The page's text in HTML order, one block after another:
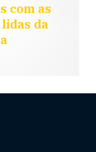
com as
da